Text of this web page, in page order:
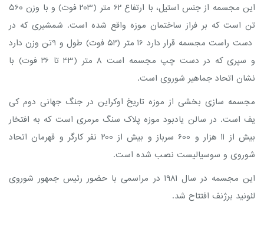
این مجسمه از جنس استیل، با ارتفاع 62 متر (203 فوت) و با وزن 560
تن است که بر فراز ساختمان موزه واقع شده است. شمشیری که در
دست راست مجسمه قرار دارد 16 متر (52 فوت) طول و 9تن وزن دارد
و سپری که در دست چپ مجسمه است 8 متر (43 تا 26 فوت) با
نشان اتحاد جماهیر شوروی است.
مجسمه سازی بخشی از موزه تاریخ اوکراین در جنگ جهانی دوم کی
یف است. در سالن یادبود موزه پلاک سنگ مرمری است که به افتخار
بیش از 11 هزار و 600 سرباز و بیش از 200 نفر کارگر و قهرمان اتحاد
شوروی و سوسیالیست نصب شده است.
این مجسمه در سال 1981 در مراسمی با حضور رئيس جمهور شوروی
لئونید برژنف افتتاح شد.